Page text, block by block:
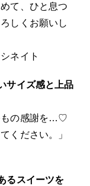
て、ひと息つ
しくお願いし
ネイト
サイズ感と上品
もの感謝を…♡
ください。」
るスイーツを